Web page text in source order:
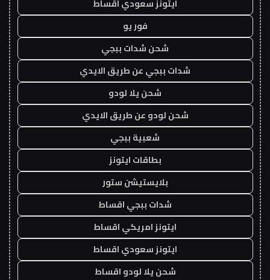
ايتونز سعودي اقساط
فور يو
شحن شدات ببجي
شدات ببجي عن طريق الايدي
شحن يلا لودو
شحن لودو عن طريق الايدي
شعبية ببجي
بطاقات ايتونز
بلايستيشن ستور
شدات ببجي اقساط
ايتونز امريكي اقساط
ايتونز سعودي اقساط
شحن يلا لودو اقساط